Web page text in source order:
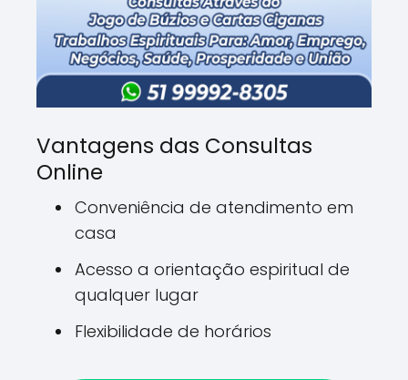
Vantagens das Consultas
Online
Conveniência de atendimento em
casa
Acesso a orientação espiritual de
qualquer lugar
Flexibilidade de horários